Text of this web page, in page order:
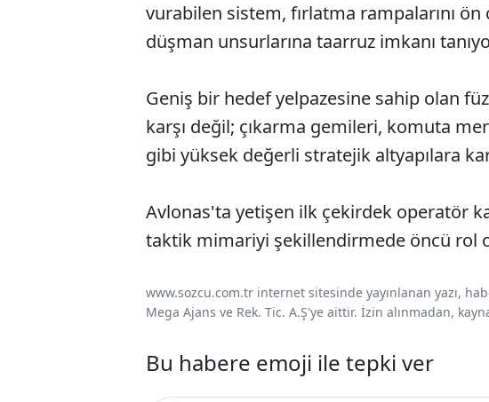
vurabilen sistem, fırlatma rampalarını
düşman unsurlarına taarruz imkanı
Geniş bir hedef yelpazesine sahip olan
karşı değil; çıkarma gemileri, komuta
gibi yüksek değerli stratejik altyapılara
Avlonas'ta yetişen ilk çekirdek operatör
taktik mimariyi şekillendirmede öncü rol
www.sozcu.com.tr internet sitesinde yayınlanan yazı,
Mega Ajans ve Rek. Tic. A.Ş'ye aittir. İzin alınmadan,
Bu habere emoji ile tepki ver